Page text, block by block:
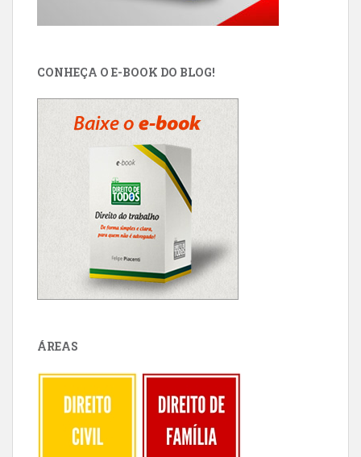
CONHEÇA O E-BOOK DO BLOG!
ÁREAS